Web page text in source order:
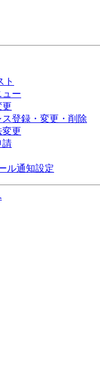
ト
ュー
更
登録・変更・削除
変更
請
ル通知設定